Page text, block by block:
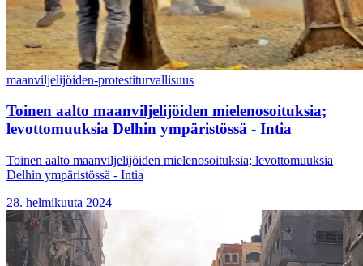
maanviljelijöiden-protestiturvallisuus
Toinen aalto maanviljelijöiden mielenosoituksia;
levottomuuksia Delhin ympäristössä - Intia
Toinen aalto maanviljelijöiden mielenosoituksia; levottomuuksia
Delhin ympäristössä - Intia
28. helmikuuta 2024